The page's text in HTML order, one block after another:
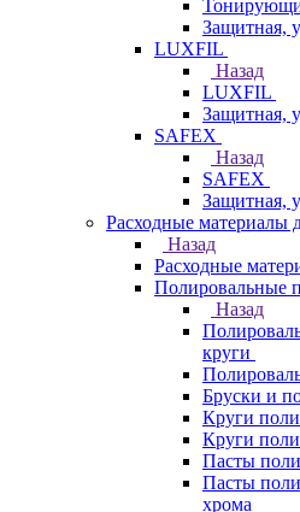
Защитная,
LUXFIL
Назад
LUXFIL
Защитная,
SAFEX
Назад
SAFEX
Защитная,
Расходные материалы
Назад
Расходные
Полировальные
Назад
круги
Бруски и
Круги
Круги
Пасты
Пасты
хрома